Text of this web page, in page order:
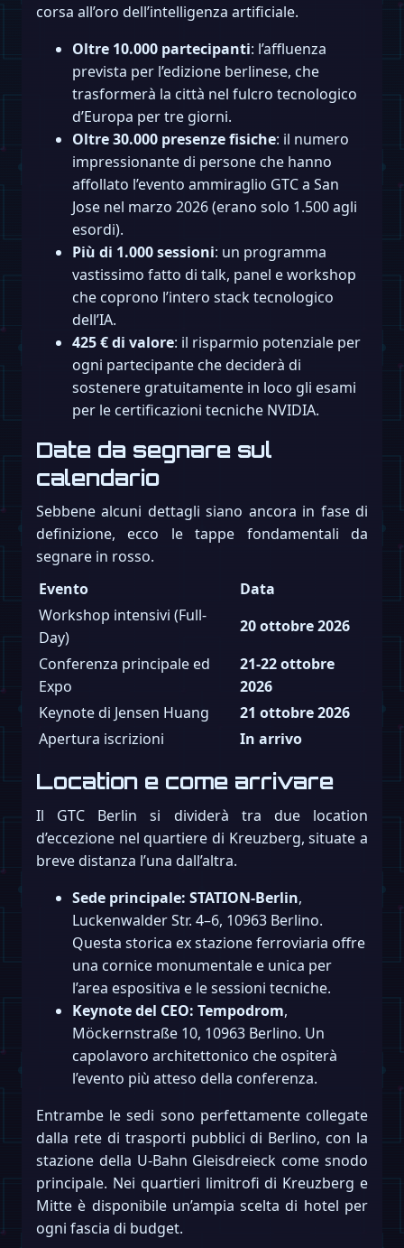
corsa all’oro dell’intelligenza artificiale.
Oltre 10.000 partecipanti: l’affluenza
prevista per l’edizione berlinese, che
trasformerà la città nel fulcro tecnologico
d’Europa per tre giorni.
Oltre 30.000 presenze fisiche: il numero
impressionante di persone che hanno
affollato l’evento ammiraglio GTC a San
Jose nel marzo 2026 (erano solo 1.500 agli
esordi).
Più di 1.000 sessioni: un programma
vastissimo fatto di talk, panel e workshop
che coprono l’intero stack tecnologico
dell’IA.
425 € di valore: il risparmio potenziale per
ogni partecipante che deciderà di
sostenere gratuitamente in loco gli esami
per le certificazioni tecniche NVIDIA.
Date da segnare sul
calendario
Sebbene alcuni dettagli siano ancora in fase di
definizione, ecco le tappe fondamentali da
segnare in rosso.
Evento
Data
Workshop intensivi (Full-
Day)
20 ottobre 2026
Conferenza principale ed
Expo
21-22 ottobre
2026
Keynote di Jensen Huang
21 ottobre 2026
Apertura iscrizioni
In arrivo
Location e come arrivare
Il GTC Berlin si dividerà tra due location
d’eccezione nel quartiere di Kreuzberg, situate a
breve distanza l’una dall’altra.
Sede principale: STATION-Berlin,
Luckenwalder Str. 4–6, 10963 Berlino.
Questa storica ex stazione ferroviaria offre
una cornice monumentale e unica per
l’area espositiva e le sessioni tecniche.
Keynote del CEO: Tempodrom,
Möckernstraße 10, 10963 Berlino. Un
capolavoro architettonico che ospiterà
l’evento più atteso della conferenza.
Entrambe le sedi sono perfettamente collegate
dalla rete di trasporti pubblici di Berlino, con la
stazione della U-Bahn Gleisdreieck come snodo
principale. Nei quartieri limitrofi di Kreuzberg e
Mitte è disponibile un’ampia scelta di hotel per
ogni fascia di budget.